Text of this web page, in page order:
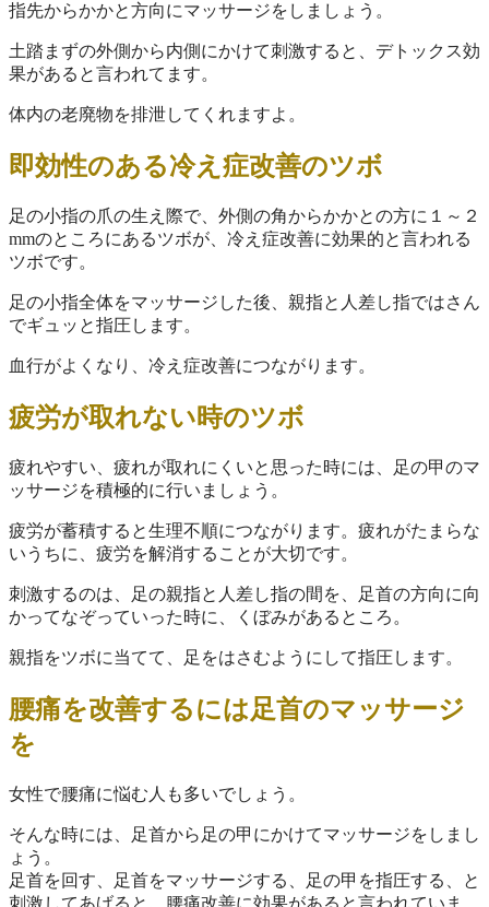
指先からかかと方向にマッサージをしましょう。
土踏まずの外側から内側にかけて刺激すると、デトックス効
果があると言われてます。
体内の老廃物を排泄してくれますよ。
即効性のある冷え症改善のツボ
足の小指の爪の生え際で、外側の角からかかとの方に１～２
mmのところにあるツボが、冷え症改善に効果的と言われる
ツボです。
足の小指全体をマッサージした後、親指と人差し指ではさん
でギュッと指圧します。
血行がよくなり、冷え症改善につながります。
疲労が取れない時のツボ
疲れやすい、疲れが取れにくいと思った時には、足の甲のマ
ッサージを積極的に行いましょう。
疲労が蓄積すると生理不順につながります。疲れがたまらな
いうちに、疲労を解消することが大切です。
刺激するのは、足の親指と人差し指の間を、足首の方向に向
かってなぞっていった時に、くぼみがあるところ。
親指をツボに当てて、足をはさむようにして指圧します。
腰痛を改善するには足首のマッサージ
を
女性で腰痛に悩む人も多いでしょう。
そんな時には、足首から足の甲にかけてマッサージをしまし
ょう。
足首を回す、足首をマッサージする、足の甲を指圧する、と
刺激してあげると、腰痛改善に効果があると言われていま